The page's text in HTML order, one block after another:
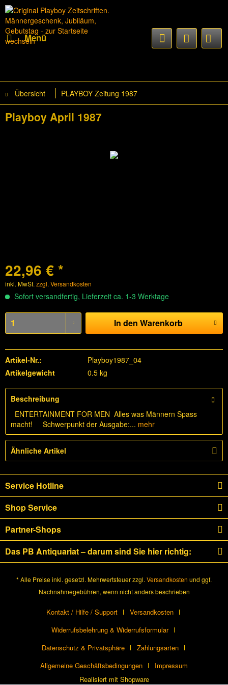
Menü
Übersicht PLAYBOY Zeitung 1987
Playboy April 1987
22,96 € *
inkl. MwSt. zzgl. Versandkosten
Sofort versandfertig, Lieferzeit ca. 1-3 Werktage
In den Warenkorb
Artikel-Nr.:
Playboy1987_04
Artikelgewicht
0.5 kg
Beschreibung
ENTERTAINMENT FOR MEN Alles was Männern Spass
macht! Schwerpunkt der Ausgabe:... mehr
Ähnliche Artikel
Service Hotline
Shop Service
Partner-Shops
Das PB Antiquariat – darum sind Sie hier richtig:
* Alle Preise inkl. gesetzl. Mehrwertsteuer zzgl. Versandkosten und ggf.
Nachnahmegebühren, wenn nicht anders beschrieben
Kontakt / Hilfe / Support
Versandkosten
Widerrufsbelehrung & Widerrufsformular
Datenschutz & Privatsphäre
Zahlungsarten
Allgemeine Geschäftsbedingungen
Impressum
Realisiert mit Shopware